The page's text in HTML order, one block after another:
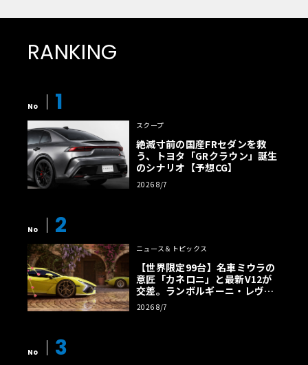
RANKING
No 1
スクープ
絶滅寸前の国産FRセダンを救
う、トヨタ「GRクラウン」誕生
のシナリオ【予想CG】
2026 8/7
No 2
ニュース＆トピックス
【世界限定99台】名車ミウラの
意匠「カネロニ」と最新V12が
交差。ランボルギーニ・レヴエ
ルトに60周年記念車が登場
2026 8/7
No 3